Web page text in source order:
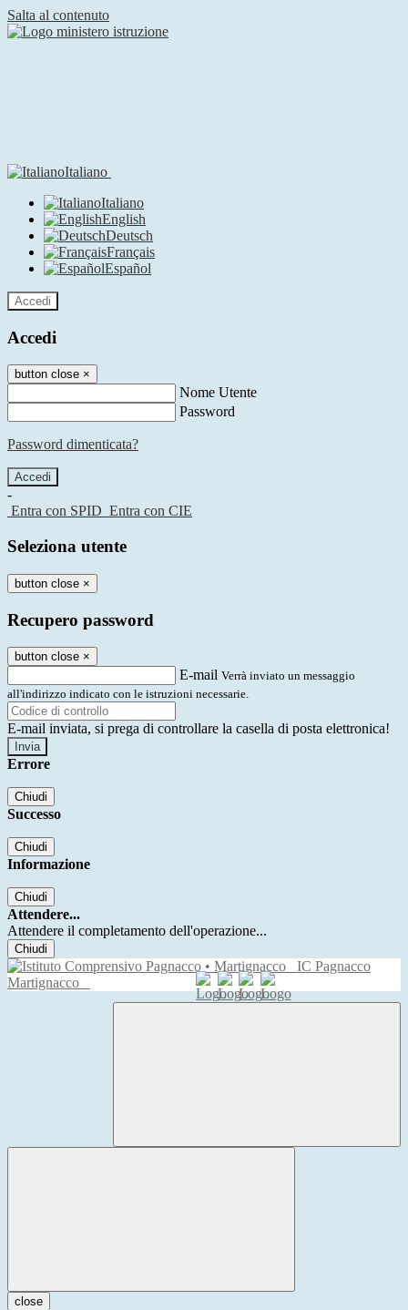
Salta al contenuto
Italiano
Italiano
English
Deutsch
Français
Español
Accedi
Accedi
button close ×
Nome Utente
Password
Password dimenticata?
-
Entra con SPID Entra con CIE
Seleziona utente
button close ×
Recupero password
button close ×
E-mail Verrà inviato un messaggio
all'indirizzo indicato con le istruzioni necessarie.
E-mail inviata, si prega di controllare la casella di posta elettronica!
Errore
Chiudi
Successo
Chiudi
Informazione
Chiudi
Attendere...
Attendere il completamento dell'operazione...
Chiudi
IC Pagnacco
Martignacco
close